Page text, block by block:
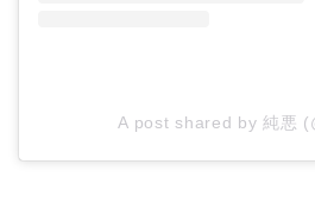
A post shared by 純悪